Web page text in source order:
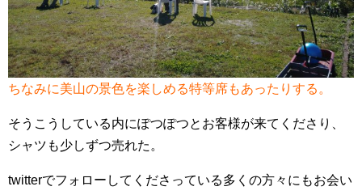
ちなみに美山の景色を楽しめる特等席もあったりする。
そうこうしている内にぽつぽつとお客様が来てくださり、
シャツも少しずつ売れた。
twitterでフォローしてくださっている多くの方々にもお会い